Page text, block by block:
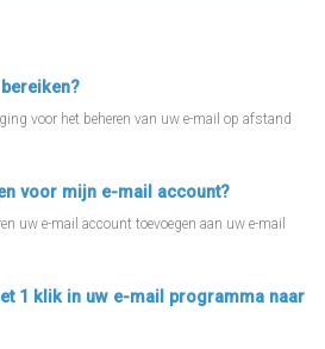
voor het beheren van uw e-mail op afstand
voor mijn e-mail account?
uw e-mail account toevoegen aan uw e-mail
1 klik in uw e-mail programma naar